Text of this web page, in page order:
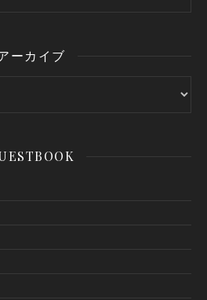
ーカイブ